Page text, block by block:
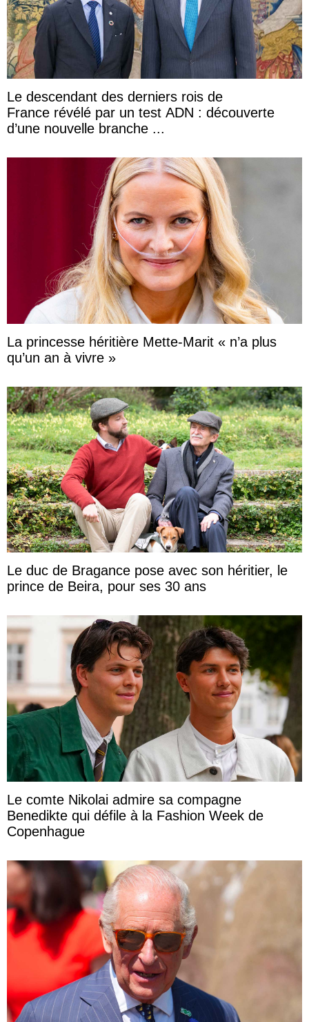
Le descendant des derniers rois de
France révélé par un test ADN : découverte
d’une nouvelle branche ...
La princesse héritière Mette-Marit « n’a plus
qu’un an à vivre »
Le duc de Bragance pose avec son héritier, le
prince de Beira, pour ses 30 ans
Le comte Nikolai admire sa compagne
Benedikte qui défile à la Fashion Week de
Copenhague